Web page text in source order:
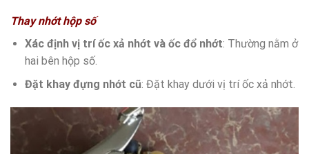
Thay nhớt hộp số
Xác định vị trí ốc xả nhớt và ốc đổ nhớt: Thường nằm ở
hai bên hộp số.
Đặt khay đựng nhớt cũ: Đặt khay dưới vị trí ốc xả nhớt.